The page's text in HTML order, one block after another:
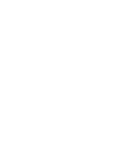
und
klaren, ablesbaren
umzusetzen.
die Qualität der
mit